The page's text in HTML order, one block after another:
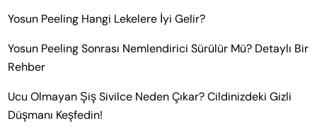
Yosun Peeling Hangi Lekelere İyi Gelir?
Yosun Peeling Sonrası Nemlendirici Sürülür Mü? Detaylı Bir
Rehber
Ucu Olmayan Şiş Sivilce Neden Çıkar? Cildinizdeki Gizli
Düşmanı Keşfedin!